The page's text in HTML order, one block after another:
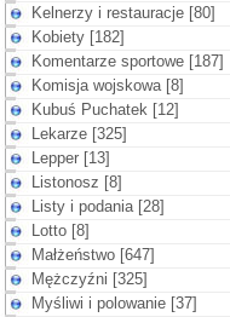
Kelnerzy i restauracje [80]
Kobiety [182]
Komentarze sportowe [187]
Komisja wojskowa [8]
Kubuś Puchatek [12]
Lekarze [325]
Lepper [13]
Listonosz [8]
Listy i podania [28]
Lotto [8]
Małżeństwo [647]
Mężczyźni [325]
Myśliwi i polowanie [37]